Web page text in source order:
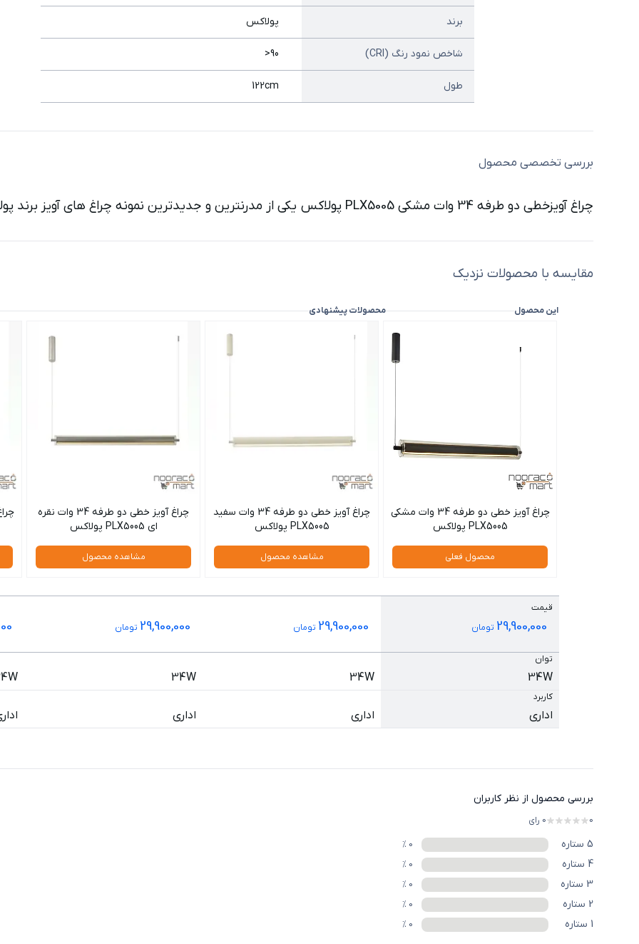
برند پولاکس
شاخص نمود رنگ (CRI) 90<
طول 122cm
بررسی تخصصی محصول
چراغ آویزخطی دو طرفه 34 وات مشکی PLX5005 پولاکس یکی از مدرنترین و جدیدترین نمونه چراغ های آویز برند پولاکس است که در سایت نوراکومارت عرضه شده است.
مقایسه با محصولات نزدیک
این محصول محصولات پیشنهادی
چراغ آویز خطی دو طرفه 34 وات مشکی
PLX5005 پولاکس
محصول فعلی
چراغ آویز خطی دو طرفه 34 وات سفید
PLX5005 پولاکس
مشاهده محصول
چراغ آویز خطی دو طرفه 34 وات نقره
ای PLX5005 پولاکس
مشاهده محصول
قیمت
29,900,000 تومان 29,900,000 تومان 29,900,000 تومان
توان
34W
34W
34W
کاربرد
اداری اداری اداری
بررسی محصول از نظر کاربران
0
0 رای
5 ستاره 0
%
4 ستاره 0
%
3 ستاره 0
%
2 ستاره 0
%
1 ستاره 0
%